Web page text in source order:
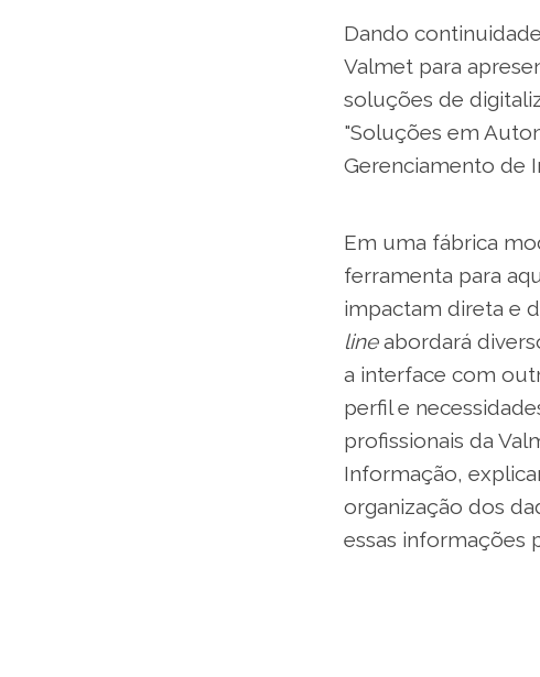
Dando
Valmet para
soluções de
"Soluções em
Gerenciamento de
Em uma fábrica
ferramenta para
impactam direta e
lineabordará
a interface com
perfil e
profissionais da
Informação,
organização dos
essas informações